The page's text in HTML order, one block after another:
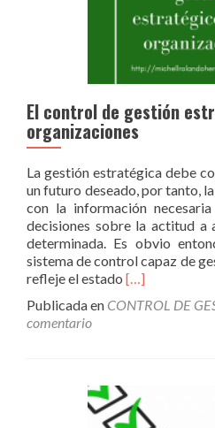
El control de gestión
organizaciones
La gestión estratégica debe
un futuro deseado, por tanto,
con la información
decisiones sobre la actitud a
determinada. Es obvio
sistema de control capaz de
refleje el estado Leer
control
las
organizaciones
[…]
Publicada en CONTROL DE
comentario